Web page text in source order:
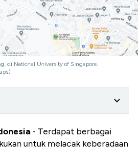
di National University of Singapore.
- Terdapat berbagai
untuk melacak keberadaan